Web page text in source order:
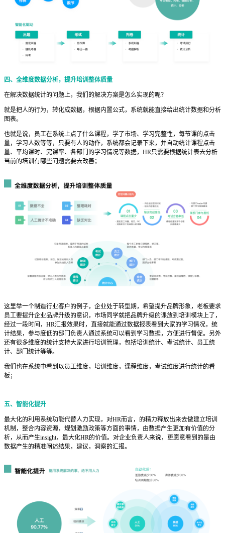
四、全维度数据分析，提升培训整体质量
在解决数据统计的问题上，我们的解决方案是怎么实现的呢？
就是把人的行为，转化成数据，根据内置公式，系统就能直接给出统计数据和分析
图表。
也就是说，员工在系统上点了什么课程，学了市场、学习完整性，每节课的点击
量，学习人数等等，只要有人的动作，系统都会记录下来，并自动统计课程点击
量、平均课时、完课率、各部门的学习情况等数据，HR只需要根据统计表去分析
当前的培训有哪些问题需要去改善；
这里举一个制造行业客户的例子，企业处于转型期，希望提升品牌形象，老板要求
员工要提升企业品牌升级的意识，市场同学就把品牌升级的课放到培训模块上了，
经过一段时间，HR汇报效果时，直接就能通过数据报表看到大家的学习情况，统
计结果，参与度低的部门负责人通过系统可以看到学习数据，方便进行督促。另外
还有很多维度的统计支持大家进行培训管理，包括培训统计、考试统计、员工统
计、部门统计等等。
我们也在系统中看到以员工维度，培训维度，课程维度，考试维度进行统计的看
板；
五、智能化提升
最大化的利用系统功能代替人力实现，对HR而言，的精力释放出来去做建立培训
机制，整合内容资源，规划激励政策等方面的事情，由数据产生更加有价值的分
析，从而产生insight，最大化HR的价值。对企业负责人来说，更愿意看到的是由
数据产生的精准阐述结果，建议，洞察的汇报。